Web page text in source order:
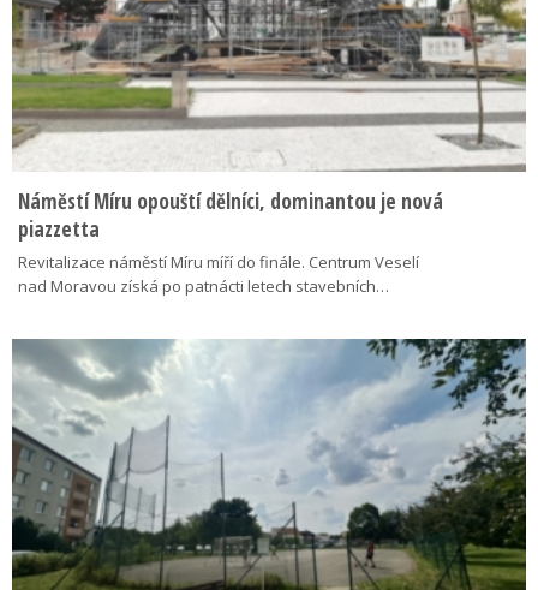
Náměstí Míru opouští dělníci, dominantou je nová
piazzetta
Revitalizace náměstí Míru míří do finále. Centrum Veselí
nad Moravou získá po patnácti letech stavebních…